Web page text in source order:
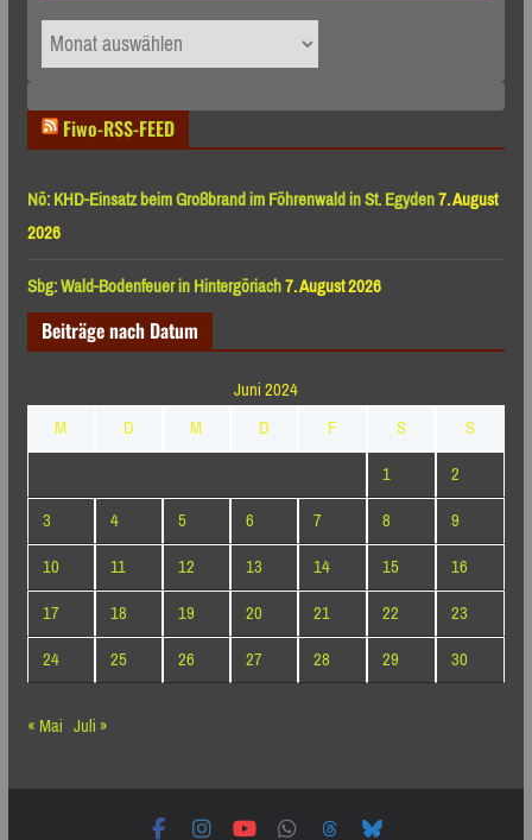
Archiv
nach
Fiwo-RSS-FEED
Nö: KHD-Einsatz beim Großbrand im Föhrenwald in St. Egyden7. August
2026
Sbg: Wald-Bodenfeuer in Hintergöriach7. August 2026
Beiträge nach Datum
Juni 2024
M
D M D F S
S
1
2
3
4 5 6 7 8
9
10
11 12 13 14 15
16
17
18 19 20 21 22
23
24
25 26 27 28 29
30
« Mai Juli »